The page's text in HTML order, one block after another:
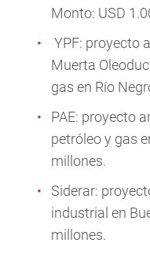
Monto: USD
YPF: proyecto
Muerta
gas en Río
PAE: proyecto
petróleo y gas
millones.
Siderar:
industrial en
millones.